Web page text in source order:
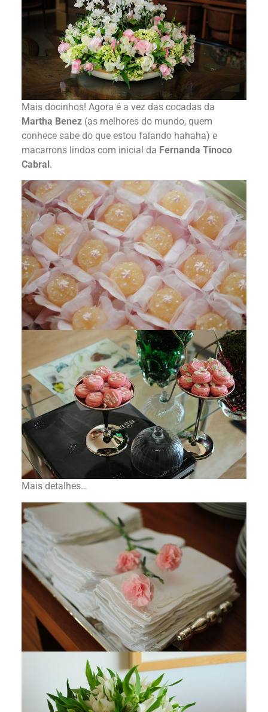
Mais docinhos! Agora é a vez das cocadas da
Martha Benez (as melhores do mundo, quem
conhece sabe do que estou falando hahaha) e
macarrons lindos com inicial da Fernanda Tinoco
Cabral.
Mais detalhes…